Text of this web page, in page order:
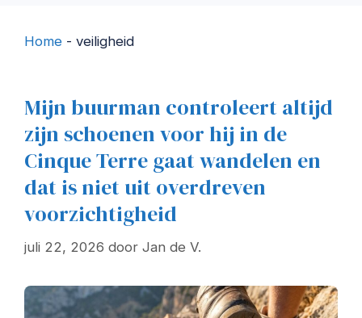
Home - veiligheid
Mijn buurman controleert altijd
zijn schoenen voor hij in de
Cinque Terre gaat wandelen en
dat is niet uit overdreven
voorzichtigheid
juli 22, 2026 door Jan de V.